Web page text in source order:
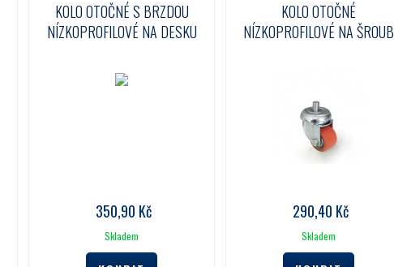
KOLO OTOČNÉ S BRZDOU
NÍZKOPROFILOVÉ NA DESKU
350,90 Kč
Skladem
KOLO OTOČNÉ
NÍZKOPROFILOVÉ NA ŠROUB
290,40 Kč
Skladem